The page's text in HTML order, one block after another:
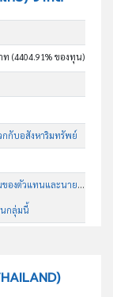
ท (4404.91% ของทุน)
กกับอสังหาริมทรัพย์
68201 : กิจกรรมของตัวแทนและนายหน้าอสังหาริมทรัพย์โดยได้รับ ค่าตอบแทนหรือตามสัญญาจ้าง
กลุ่มนี้